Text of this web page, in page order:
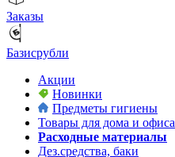
Заказы
Базисрубли
Акции
Новинки
Предметы гигиены
Товары для дома и офиса
Расходные материалы
Дез.средства, баки